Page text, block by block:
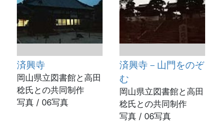
済興寺
岡山県立図書館と高田
稔氏との共同制作
写真 / 06写真
済興寺－山門をのぞ
む
岡山県立図書館と高田
稔氏との共同制作
写真 / 06写真